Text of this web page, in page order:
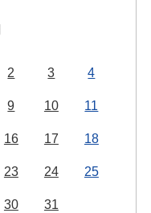
2 3 4
9 10 11
16 17 18
23 24 25
30 31